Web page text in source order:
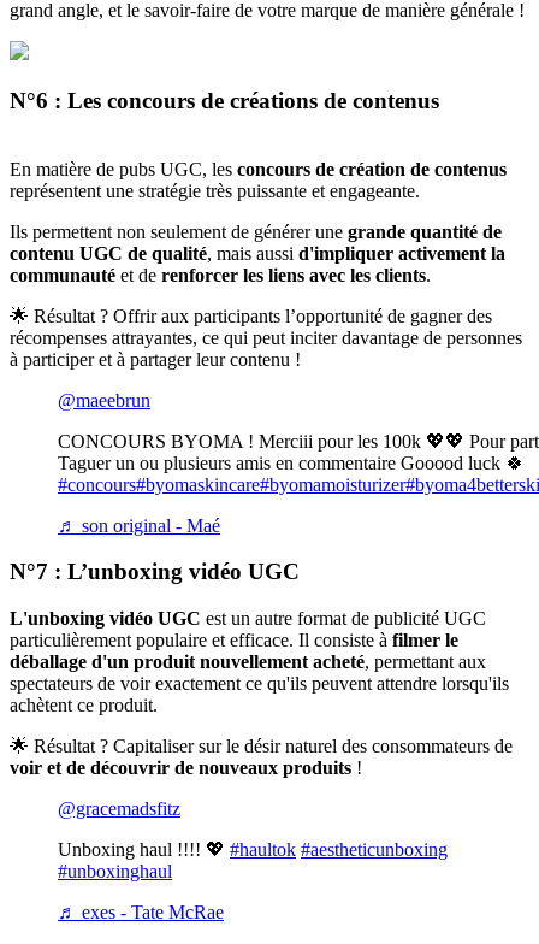
grand angle, et le savoir-faire de votre marque de manière générale !
N°6 : Les concours de créations de contenus
En matière de pubs UGC, les concours de création de contenus
représentent une stratégie très puissante et engageante.
Ils permettent non seulement de générer une grande quantité de
contenu UGC de qualité, mais aussi d'impliquer activement la
communauté et de renforcer les liens avec les clients.
🌟 Résultat ? Offrir aux participants l’opportunité de gagner des
récompenses attrayantes, ce qui peut inciter davantage de personnes
à participer et à partager leur contenu !
@maeebrun
CONCOURS BYOMA ! Merciii pour les 100k 💖💖 Pour
Taguer un ou plusieurs amis en commentaire Gooood luck 🍀
#concours#byomaskincare#byomamoisturizer
♬ son original - Maé
N°7 : L’unboxing vidéo UGC
L'unboxing vidéo UGC est un autre format de publicité UGC
particulièrement populaire et efficace. Il consiste à filmer le
déballage d'un produit nouvellement acheté, permettant aux
spectateurs de voir exactement ce qu'ils peuvent attendre lorsqu'ils
achètent ce produit.
🌟 Résultat ? Capitaliser sur le désir naturel des consommateurs de
voir et de découvrir de nouveaux produits !
@gracemadsfitz
Unboxing haul !!!! 💖 #haultok #aestheticunboxing
#unboxinghaul
♬ exes - Tate McRae